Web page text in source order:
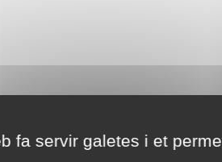
fa servir galetes i et